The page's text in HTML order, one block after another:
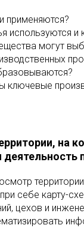
применяются?
используются и
могут
ключевые
на
территории
себе карту-
цехов и